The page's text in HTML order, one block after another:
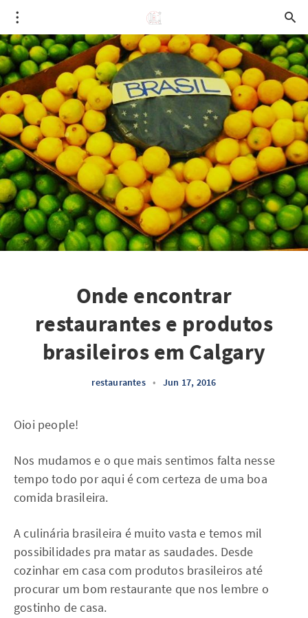
Onde encontrar
restaurantes e produtos
brasileiros em Calgary
restaurantes • Jun 17, 2016
Oioi people!
Nos mudamos e o que mais sentimos falta nesse
tempo todo por aqui é com certeza de uma boa
comida brasileira.
A culinária brasileira é muito vasta e temos mil
possibilidades pra matar as saudades. Desde
cozinhar em casa com produtos brasileiros até
procurar um bom restaurante que nos lembre o
gostinho de casa.